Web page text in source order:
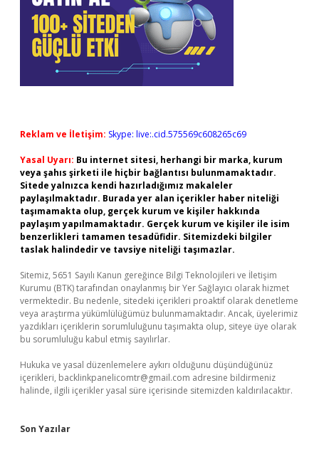
Reklam ve İletişim: Skype: live:.cid.575569c608265c69
Yasal Uyarı: Bu internet sitesi, herhangi bir marka, kurum
veya şahıs şirketi ile hiçbir bağlantısı bulunmamaktadır.
Sitede yalnızca kendi hazırladığımız makaleler
paylaşılmaktadır. Burada yer alan içerikler haber niteliği
taşımamakta olup, gerçek kurum ve kişiler hakkında
paylaşım yapılmamaktadır. Gerçek kurum ve kişiler ile isim
benzerlikleri tamamen tesadüfidir. Sitemizdeki bilgiler
taslak halindedir ve tavsiye niteliği taşımazlar.
Sitemiz, 5651 Sayılı Kanun gereğince Bilgi Teknolojileri ve İletişim
Kurumu (BTK) tarafından onaylanmış bir Yer Sağlayıcı olarak hizmet
vermektedir. Bu nedenle, sitedeki içerikleri proaktif olarak denetleme
veya araştırma yükümlülüğümüz bulunmamaktadır. Ancak, üyelerimiz
yazdıkları içeriklerin sorumluluğunu taşımakta olup, siteye üye olarak
bu sorumluluğu kabul etmiş sayılırlar.
Hukuka ve yasal düzenlemelere aykırı olduğunu düşündüğünüz
içerikleri, backlinkpanelicomtr@gmail.com adresine bildirmeniz
halinde, ilgili içerikler yasal süre içerisinde sitemizden kaldırılacaktır.
Son Yazılar